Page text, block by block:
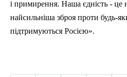
і примирення. Наша єдність - це
найсильніша зброя проти будь-
підтримуються Росією».